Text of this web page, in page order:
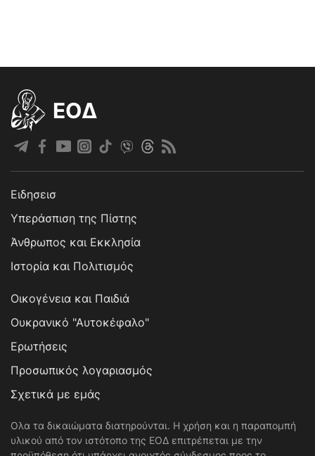
EOΔ
Ειδησεισ
Υπεράσπιση της Πίστης
Άνθρωπος και Εκκλησία
Ιστορία και Πολιτισμός
Οικογένεια και Παιδιά
Ουκρανικό "Αυτοκέφαλο"
Ερωτήσεις
Προσωπικός λογαριασμός
Σχετικά με εμάς
Ολα τα δικαιώματα διατηρούνται. Η χρήση και η παραπομπή
υλικού από τον ιστότοπο της ΕΟΔ επιτρέπεται με την